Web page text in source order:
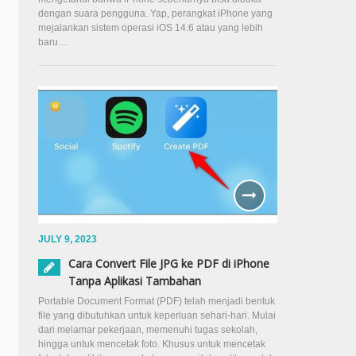
dengan suara pengguna. Yap, perangkat iPhone yang
mejalankan sistem operasi iOS 14.6 atau yang lebih
baru…
JULY 9, 2023
Cara Convert File JPG ke PDF di iPhone
Tanpa Aplikasi Tambahan
Portable Document Format (PDF) telah menjadi bentuk
file yang dibutuhkan untuk keperluan sehari-hari. Mulai
dari melamar pekerjaan, memenuhi tugas sekolah,
hingga untuk mencetak foto. Khusus untuk mencetak